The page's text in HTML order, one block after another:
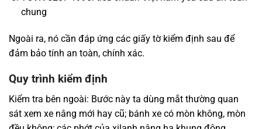
chung
Ngoài ra, nó cần đáp ứng các giấy tờ kiểm định sau để
đảm bảo tính an toàn, chính xác.
Quy trình kiểm định
Kiểm tra bên ngoài: Bước này ta dùng mắt thường quan
sát xem xe nâng mới hay cũ; bánh xe có mòn không, mòn